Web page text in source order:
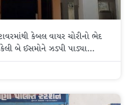
કેબલ વાયર ચોરીનો ભેદ
બે ઈસમોને ઝડપી પાડ્યા…